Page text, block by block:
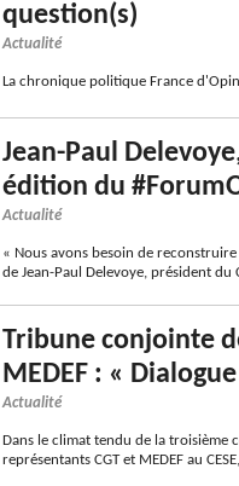
question(s)
Actualité
La chronique politique France
Jean-Paul
édition du
Actualité
« Nous avons besoin de
de Jean-Paul Delevoye, président
Tribune conjointe
MEDEF : «
Actualité
Dans le climat tendu de la troisième
représentants CGT et MEDEF au